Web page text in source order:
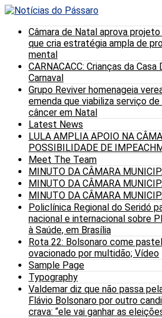
Câmara de Natal aprova
que cria estratégia ampla de
mental
CARNACACC: Crianças da
Carnaval
Grupo Reviver homenageia
emenda que viabiliza serviço
câncer em Natal
Latest News
LULA AMPLIA APOIO NA
POSSIBILIDADE DE
Meet The Team
MINUTO DA CÂMARA
MINUTO DA CÂMARA
MINUTO DA CÂMARA
Policlínica Regional do Seridó
nacional e internacional sobre
à Saúde, em Brasília
Rota 22: Bolsonaro come
ovacionado por multidão; Vídeo
Sample Page
Typography
Valdemar diz que não passa
Flávio Bolsonaro por outro
crava: “ele vai ganhar as